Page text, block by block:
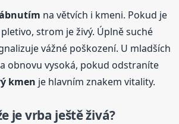
na větvích i kmeni. Pokud je
strom je živý. Úplně suché
vážné poškození. U mladších
obnovu vysoká, pokud odstraníte
kmen je hlavním znakem vitality.
jevrba ještě živá?